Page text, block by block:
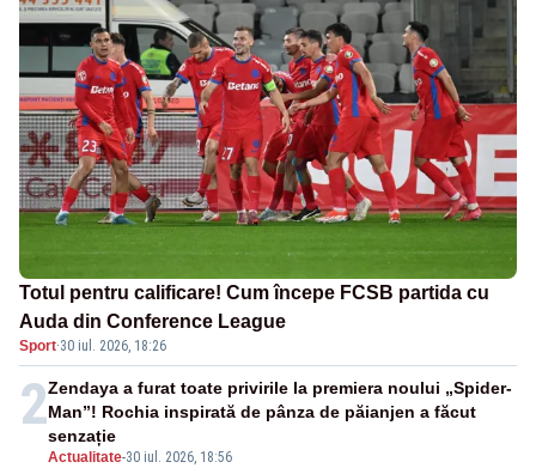
Totul pentru calificare! Cum începe FCSB partida cu
Auda din Conference League
Sport·30 iul. 2026, 18:26
2
Actualitate-30 iul. 2026, 18:56
Zendaya a furat toate privirile la premiera noului „Spider-
Man”! Rochia inspirată de pânza de păianjen a făcut
senzație